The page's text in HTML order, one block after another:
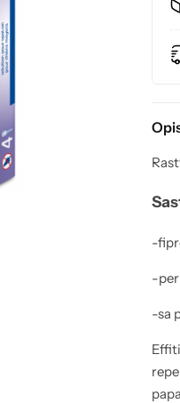
-
-
-sa
Proizvodi za urinarni sistem
Proizvodi za jetru
Proizvodi za pankreas
Proizvodi za kožu i krzno
Viaminsko mineralni